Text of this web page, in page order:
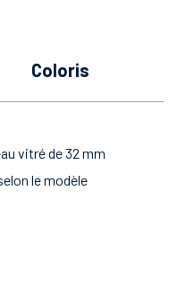
coloris
vitré de 32 mm
le modèle